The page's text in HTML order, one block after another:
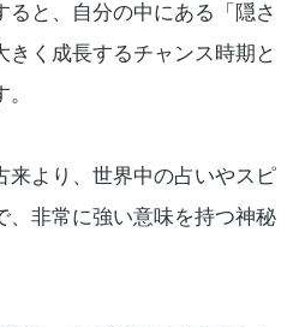
ると、自分の中にある「隠さ
きく成長するチャンス時期と
来より、世界中の占いやスピ
、非常に強い意味を持つ神秘